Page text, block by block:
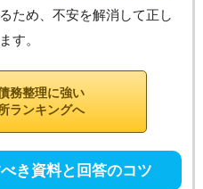
ため、不安を解消して正し
す。
務整理に強い
ランキングへ
き資料と回答のコツ